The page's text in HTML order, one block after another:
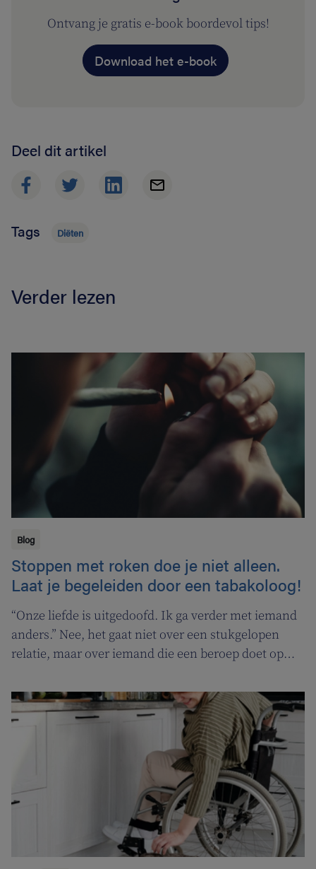
Ontvang je gratis e-book boordevol tips!
Download het e-book
Deel dit artikel
Tags Diëten
Verder lezen
Blog
Stoppen met roken doe je niet alleen.
Laat je begeleiden door een tabakoloog!
“Onze liefde is uitgedoofd. Ik ga verder met iemand
anders.” Nee, het gaat niet over een stukgelopen
relatie, maar over iemand die een beroep doet op
Vlaamse overheid pakt uit met een nieuwe
campagne om rookstopbegeleiding door